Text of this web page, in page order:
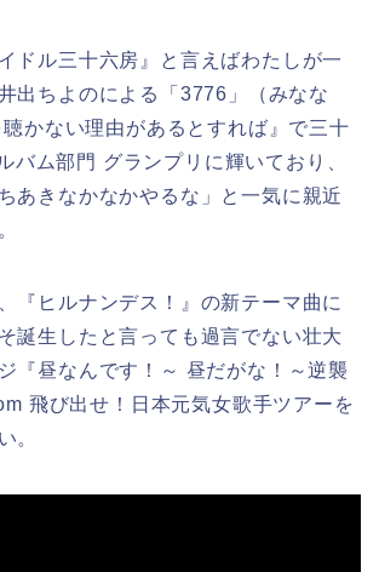
ドル三十六房』と言えばわたしが一
出ちよのによる「3776」（みなな
かない理由があるとすれば』で三十
バム部門 グランプリに輝いており、
あきなかなかやるな」と一気に親近
『ヒルナンデス！』の新テーマ曲に
誕生したと言っても過言でない壮大
『昼なんです！～ 昼だがな！～逆襲
飛び出せ！日本元気女歌手ツアーを
。